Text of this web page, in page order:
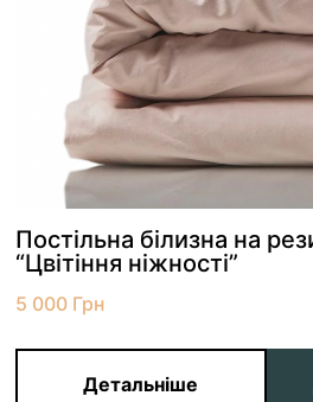
Постільна білизна на
“Цвітіння ніжності”
5 000 Грн
Детальніше